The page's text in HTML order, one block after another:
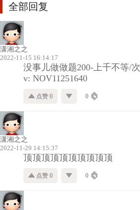
全部回复
潇湘之之
2022-11-15 16:14:17
没事儿做做题200-上千不等/次
v: NOV11251640
点赞 0 0
潇湘之之
2022-11-29 14:15:37
顶顶顶顶顶顶顶顶顶顶
点赞 0 0